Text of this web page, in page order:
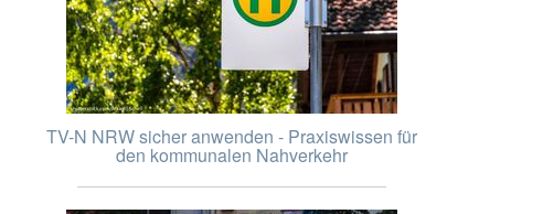
TV-N NRW sicher anwenden - Praxiswissen für
den kommunalen Nahverkehr